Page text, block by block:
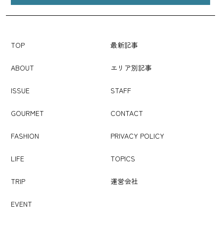
TOP 最新記事
ABOUT エリア別記事
ISSUE STAFF
GOURMET CONTACT
FASHION PRIVACY POLICY
LIFE TOPICS
TRIP 運営会社
EVENT